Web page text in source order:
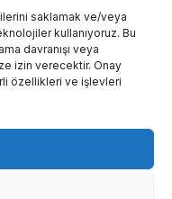
saklamak ve/veya
kullanıyoruz. Bu
davranışı veya
izin verecektir. Onay
özellikleri ve işlevleri
amaçlıdır ve